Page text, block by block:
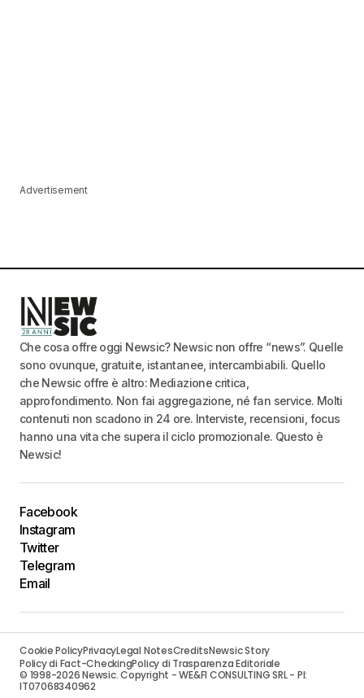
Advertisement
Che cosa offre oggi Newsic? Newsic non offre “news”. Quelle
sono ovunque, gratuite, istantanee, intercambiabili. Quello
che Newsic offre è altro: Mediazione critica,
approfondimento. Non fai aggregazione, né fan service. Molti
contenuti non scadono in 24 ore. Interviste, recensioni, focus
hanno una vita che supera il ciclo promozionale. Questo è
Newsic!
Facebook
Instagram
Twitter
Telegram
Email
Cookie PolicyPrivacyLegal NotesCreditsNewsic Story
Policy di Fact-CheckingPolicy di Trasparenza Editoriale
© 1998-2026 Newsic. Copyright - WE&FI CONSULTING SRL - PI:
IT07068340962